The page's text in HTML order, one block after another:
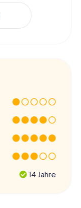
14 Jahre